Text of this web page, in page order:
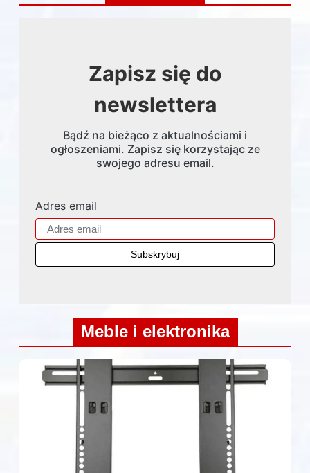
Zapisz się do
newslettera
Bądź na bieżąco z aktualnościami i
ogłoszeniami. Zapisz się korzystając ze
swojego adresu email.
Adres email
Meble i elektronika